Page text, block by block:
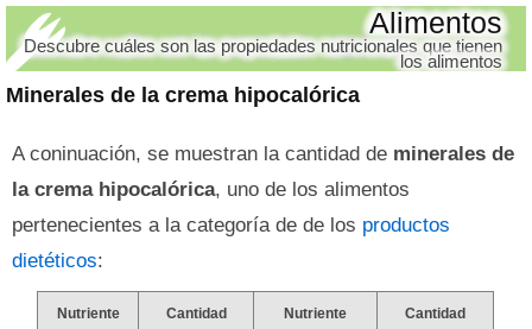
Minerales de la crema hipocalórica
Alimentos
Descubre cuáles son las propiedades nutricionales que tienen
los alimentos
A coninuación, se muestran la cantidad de minerales de
la crema hipocalórica, uno de los alimentos
pertenecientes a la categoría de de los productos
dietéticos:
Nutriente Cantidad Nutriente Cantidad